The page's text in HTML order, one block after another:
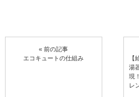
« 前の記事
エコキュートの仕組み
湯
現
レ